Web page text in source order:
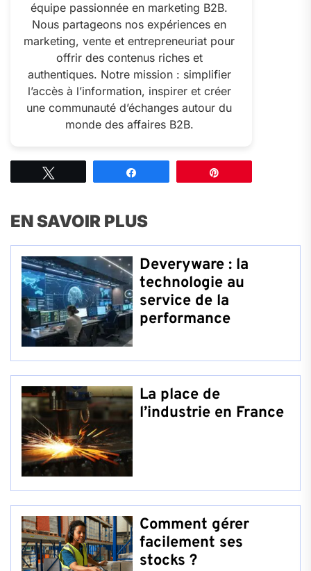
équipe passionnée en marketing B2B.
Nous partageons nos expériences en
marketing, vente et entrepreneuriat pour
offrir des contenus riches et
authentiques. Notre mission : simplifier
l’accès à l’information, inspirer et créer
une communauté d’échanges autour du
monde des affaires B2B.
EN SAVOIR PLUS
Deveryware : la
technologie au
service de la
performance
La place de
l’industrie en France
Comment gérer
facilement ses
stocks ?